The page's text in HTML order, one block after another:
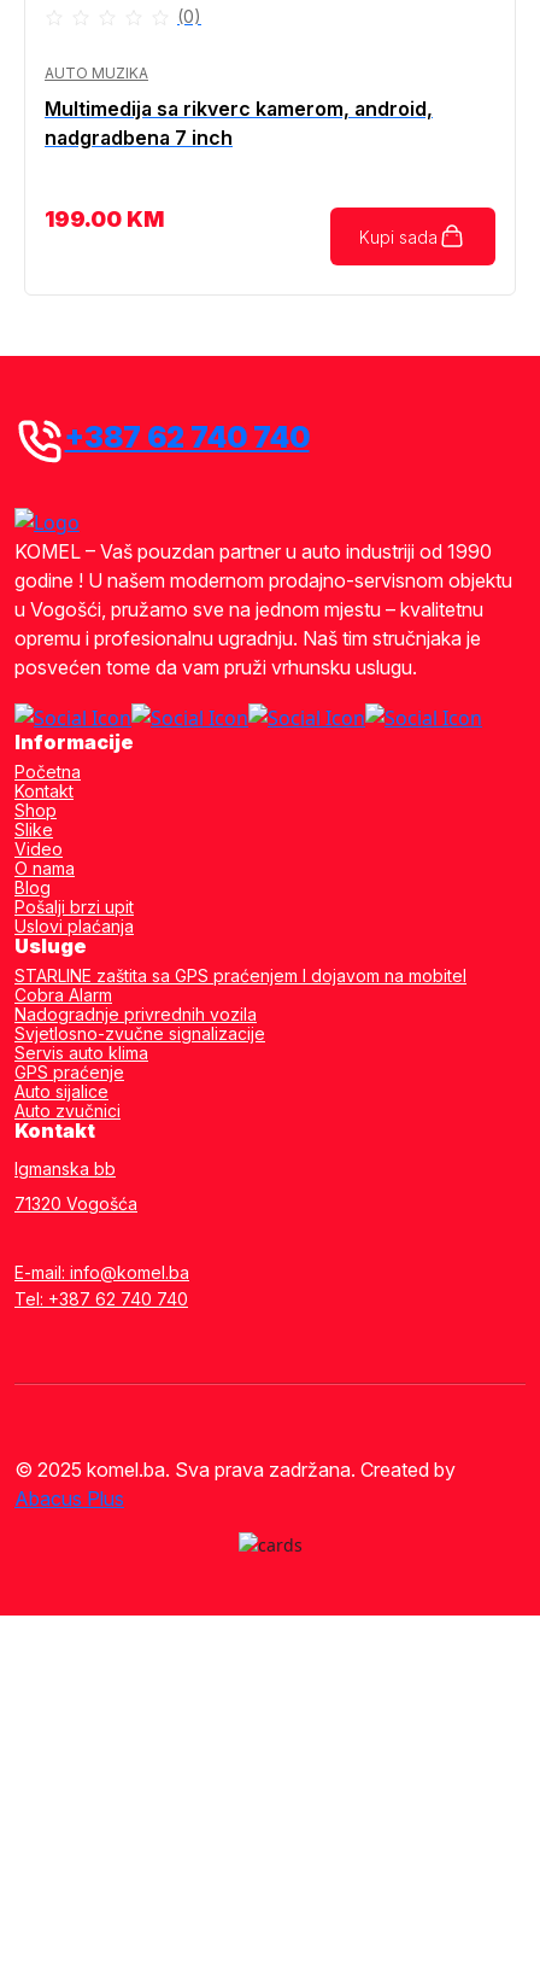
(0)
AUTO MUZIKA
Multimedija sa rikverc kamerom, android,
nadgradbena 7 inch
199.00 KM
Kupi sada
+387 62 740 740
KOMEL – Vaš pouzdan partner u auto industriji od 1990
godine ! U našem modernom prodajno-servisnom objektu
u Vogošći, pružamo sve na jednom mjestu – kvalitetnu
opremu i profesionalnu ugradnju. Naš tim stručnjaka je
posvećen tome da vam pruži vrhunsku uslugu.
Informacije
Početna
Kontakt
Shop
Slike
Video
O nama
Blog
Pošalji brzi upit
Uslovi plaćanja
Usluge
STARLINE zaštita sa GPS praćenjem I dojavom na mobitel
Cobra Alarm
Nadogradnje privrednih vozila
Svjetlosno-zvučne signalizacije
Servis auto klima
GPS praćenje
Auto sijalice
Auto zvučnici
Kontakt
Igmanska bb
71320 Vogošća
E-mail: info@komel.ba
Tel: +387 62 740 740
© 2025 komel.ba. Sva prava zadržana. Created by
Abacus Plus